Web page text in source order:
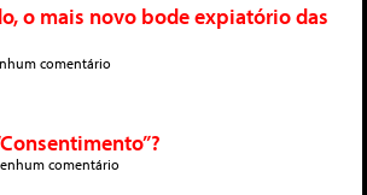
o mais novo bode expiatório das
comentário
comentário